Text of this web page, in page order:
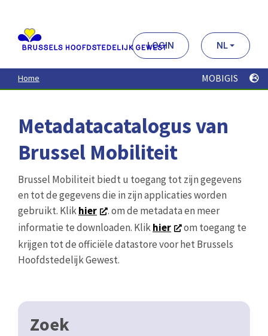
contenu
principal
LOGIN NL
Home MOBIGIS
Metadatacatalogus van
Brussel Mobiliteit
Brussel Mobiliteit biedt u toegang tot zijn gegevens
en tot de gegevens die in zijn applicaties worden
gebruikt. Klikhier
. om de metadata en meer
informatie te downloaden. Klikhier
om toegang te
krijgen tot de officiële datastore voor het Brussels
Hoofdstedelijk Gewest.
Zoek